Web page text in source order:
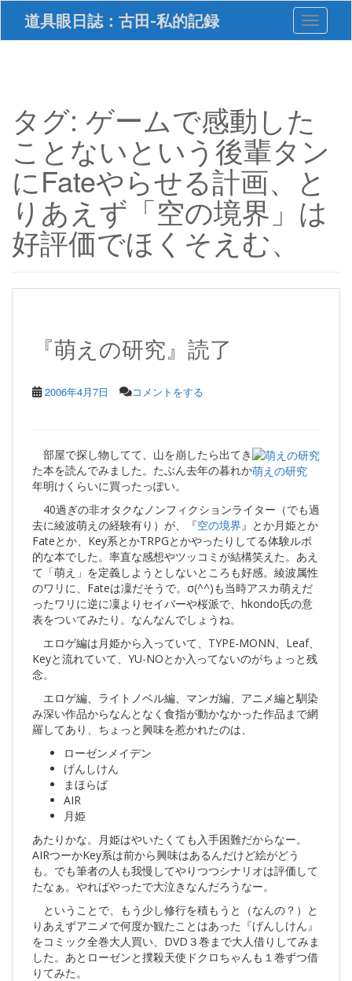
i
道具眼日誌：古田-私的記録 Toggle
タグ: ゲームで感動した
ことないという後輩タン
にFateやらせる計画、と
りあえず「空の境界」は
好評価でほくそえむ、
『萌えの研究』読了
2006年4月7日 コメントをする
萌えの研究
部屋で探し物してて、山を崩したら出てき
た本を読んでみました。たぶん去年の暮れか
年明けくらいに買ったっぽい。
40過ぎの非オタクなノンフィクションライター（でも過
去に綾波萌えの経験有り）が、『空の境界』とか月姫とか
Fateとか、Key系とかTRPGとかやったりしてる体験ルポ
的な本でした。率直な感想やツッコミが結構笑えた。あえ
て「萌え」を定義しようとしないところも好感。綾波属性
のワリに、Fateは凜だそうで。σ(^^)も当時アスカ萌えだ
ったワリに逆に凜よりセイバーや桜派で、hkondo氏の意
表をついてみたり。なんなんでしょうね。
エロゲ編は月姫から入っていて、TYPE-MONN、Leaf、
Keyと流れていて、YU-NOとか入ってないのがちょっと残
念。
エロゲ編、ライトノベル編、マンガ編、アニメ編と馴染
み深い作品からなんとなく食指が動かなかった作品まで網
羅してあり、ちょっと興味を惹かれたのは、
ローゼンメイデン
げんしけん
まほらば
AIR
月姫
あたりかな。月姫はやいたくても入手困難だからなー。
AIRつーかKey系は前から興味はあるんだけど絵がどう
も。でも筆者の人も我慢してやりつつシナリオは評価して
たなぁ。やればやったで大泣きなんだろうなー。
ということで、もう少し修行を積もうと（なんの？）と
りあえずアニメで何度か観たことはあった『げんしけん』
をコミック全巻大人買い、DVD３巻まで大人借りしてみま
した。あとローゼンと撲殺天使ドクロちゃんも１巻ずつ借
りてみた。